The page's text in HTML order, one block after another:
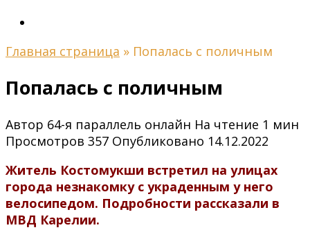
Главная страница » Попалась с поличным
Попалась с поличным
Автор 64-я параллель онлайн На чтение 1 мин
Просмотров 357 Опубликовано 14.12.2022
Житель Костомукши встретил на улицах
города незнакомку с украденным у него
велосипедом. Подробности рассказали в
МВД Карелии.